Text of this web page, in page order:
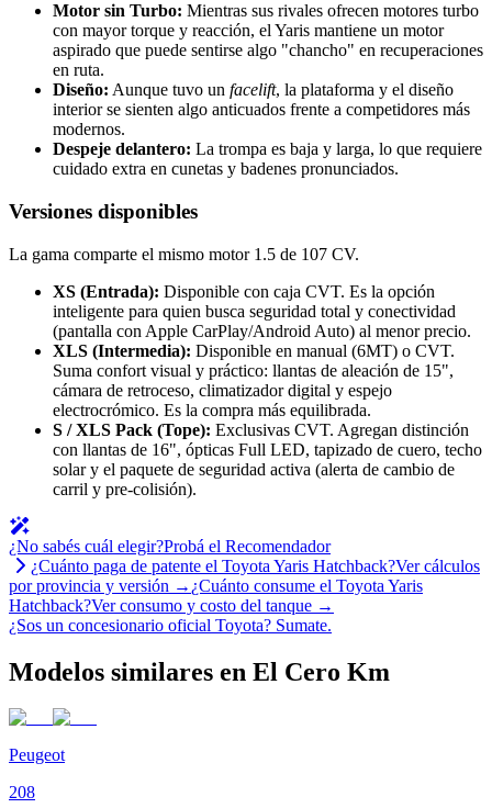
Motor sin Turbo: Mientras sus rivales ofrecen motores turbo
con mayor torque y reacción, el Yaris mantiene un motor
aspirado que puede sentirse algo "chancho" en recuperaciones
en ruta.
Diseño: Aunque tuvo un facelift, la plataforma y el diseño
interior se sienten algo anticuados frente a competidores más
modernos.
Despeje delantero: La trompa es baja y larga, lo que requiere
cuidado extra en cunetas y badenes pronunciados.
Versiones disponibles
La gama comparte el mismo motor 1.5 de 107 CV.
XS (Entrada): Disponible con caja CVT. Es la opción
inteligente para quien busca seguridad total y conectividad
(pantalla con Apple CarPlay/Android Auto) al menor precio.
XLS (Intermedia): Disponible en manual (6MT) o CVT.
Suma confort visual y práctico: llantas de aleación de 15",
cámara de retroceso, climatizador digital y espejo
electrocrómico. Es la compra más equilibrada.
S / XLS Pack (Tope): Exclusivas CVT. Agregan distinción
con llantas de 16", ópticas Full LED, tapizado de cuero, techo
solar y el paquete de seguridad activa (alerta de cambio de
carril y pre-colisión).
¿No sabés cuál elegir?Probá el Recomendador
¿Cuánto paga de patente el Toyota Yaris Hatchback?Ver cálculos
por provincia y versión → ¿Cuánto consume el Toyota Yaris
Hatchback?Ver consumo y costo del tanque →
¿Sos un concesionario oficial Toyota? Sumate.
Modelos similares en El Cero Km
Peugeot
208